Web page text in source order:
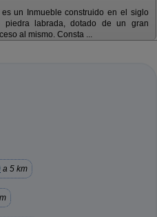
un Inmueble construido en el siglo
piedra labrada, dotado de un gran
al mismo. Consta ...
a 5 km